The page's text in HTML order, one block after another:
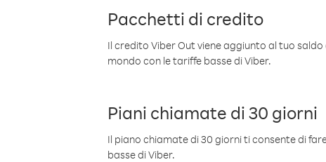
Pacchetti di credito
Il credito Viber Out viene aggiunto al tuo
mondo con le tariffe basse di Viber.
Piani chiamate di 30 giorni
Il piano chiamate di 30 giorni ti consente di
basse di Viber.